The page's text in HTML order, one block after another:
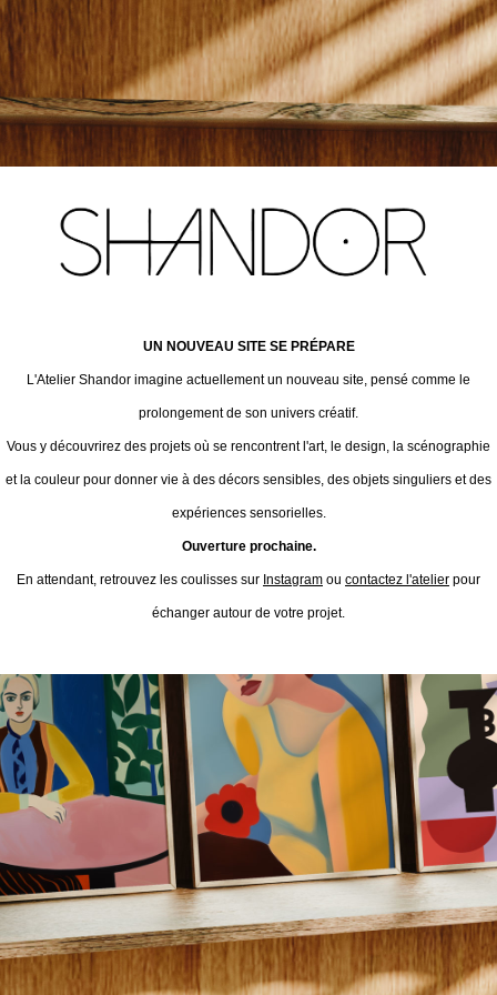
UN NOUVEAU SITE SE PRÉPARE
L'Atelier Shandor imagine actuellement un nouveau site, pensé comme le
prolongement de son univers créatif.
Vous y découvrirez des projets où se rencontrent l'art, le design, la scénographie
et la couleur pour donner vie à des décors sensibles, des objets singuliers et des
expériences sensorielles.
Ouverture prochaine.
En attendant, retrouvez les coulisses sur Instagram ou contactez l'atelier pour
échanger autour de votre projet.